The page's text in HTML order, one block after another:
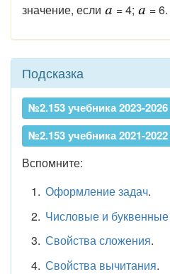
значение, если
= 4; = 6.
Подсказка
№2.153 учебника 2023-2026
№2.153 учебника 2021-2022
Вспомните:
Оформление задач.
Числовые и буквенные
Свойства сложения.
Свойства вычитания.